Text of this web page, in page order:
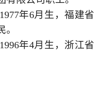
年6月生，福建省
年4月生，浙江省